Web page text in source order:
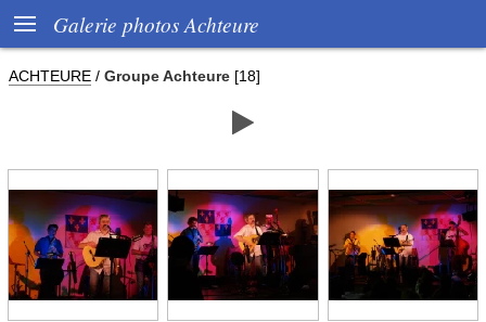
 Galerie photos Achteure
ACHTEURE / Groupe Achteure [18]
